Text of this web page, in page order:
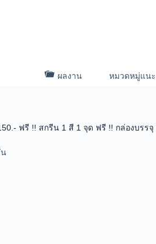
ผลงาน หมวดหมู่แน
ฟรี !! สกรีน 1 สี 1 จุด ฟรี !! กล่องบรร